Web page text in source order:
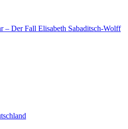
– Der Fall Elisabeth Sabaditsch-Wolff